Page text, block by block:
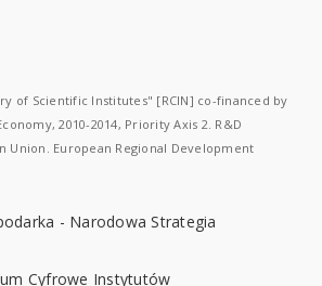
of Scientific Institutes" [RCIN] co-financed by
2010-2014, Priority Axis 2. R&D
Union. European Regional Development